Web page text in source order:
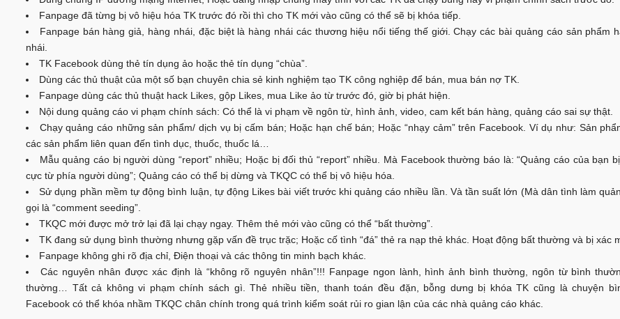
Fanpage đã từng bị vô hiệu hóa TK trước đó rồi thì cho TK mới vào cũng có thể sẽ bị khóa tiếp.
Fanpage bán hàng giả, hàng nhái, đặc biệt là hàng nhái các thương hiệu nổi tiếng thế giới. Chạy các bài quảng cáo sản phẩm
nhái.
TK Facebook dùng thẻ tín dụng ảo hoặc thẻ tín dụng “chùa”.
Dùng các thủ thuật của một số bạn chuyên chia sẻ kinh nghiệm tạo TK công nghiệp để bán, mua bán nợ TK.
Fanpage dùng các thủ thuật hack Likes, gộp Likes, mua Like ảo từ trước đó, giờ bị phát hiện.
Nội dung quảng cáo vi phạm chính sách: Có thể là vi phạm về ngôn từ, hình ảnh, video, cam kết bán hàng, quảng cáo sai sự thật.
Chạy quảng cáo những sản phẩm/ dịch vụ bị cấm bán; Hoặc hạn chế bán; Hoặc “nhạy cảm” trên Facebook. Ví dụ như: Sản
các sản phẩm liên quan đến tình dục, thuốc, thuốc lá…
Mẫu quảng cáo bị người dùng “report” nhiều; Hoặc bị đối thủ “report” nhiều. Mà Facebook thường báo là: “Quảng cáo của bạn
cực từ phía người dùng”; Quảng cáo có thể bị dừng và TKQC có thể bị vô hiệu hóa.
Sử dụng phần mềm tự động bình luận, tự động Likes bài viết trước khi quảng cáo nhiều lần. Và tần suất lớn (Mà dân tình làm
gọi là “comment seeding”.
TKQC mới được mở trở lại đã lại chạy ngay. Thêm thẻ mới vào cũng có thể “bất thường”.
TK đang sử dụng bình thường nhưng gặp vấn đề trục trặc; Hoặc cố tình “đá” thẻ ra nạp thẻ khác. Hoạt động bất thường và bị xác
Fanpage không ghi rõ địa chỉ, Điện thoại và các thông tin minh bạch khác.
Các nguyên nhân được xác định là “không rõ nguyên nhân”!!! Fanpage ngon lành, hình ảnh bình thường, ngôn từ bình
thường… Tất cả không vi phạm chính sách gì. Thẻ nhiều tiền, thanh toán đều đặn, bỗng dưng bị khóa TK cũng là chuyện
Facebook có thể khóa nhầm TKQC chân chính trong quá trình kiểm soát rủi ro gian lận của các nhà quảng cáo khác.